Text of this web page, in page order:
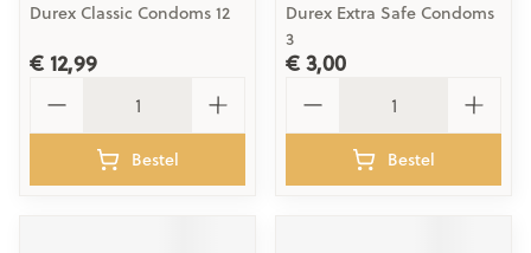
Durex Classic Condoms 12
€ 12,99
Bestel
Durex Extra Safe Condoms
3
€ 3,00
Bestel